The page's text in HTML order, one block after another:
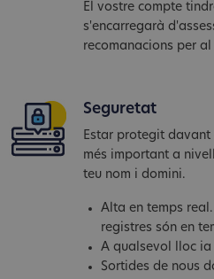
El vostre compte
s'encarregarà
recomanacions per
Seguretat
Estar protegit davant
més important a
teu nom i domini.
Alta en temps
registres són en
A qualsevol lloc
Sortides de nous